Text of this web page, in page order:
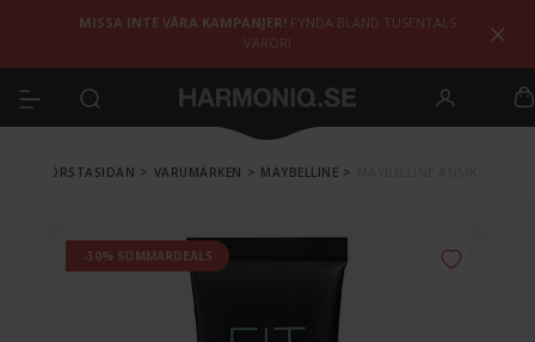
MISSA INTE VÅRA KAMPANJER! FYNDA BLAND TUSENTALS
VAROR!
FÖRSTASIDAN > VARUMÄRKEN > MAYBELLINE >
-30% SOMMARDEALS